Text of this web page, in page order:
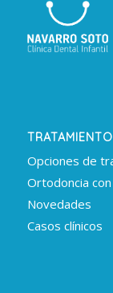
Opciones de
Ortodoncia
Novedades
Casos clínicos